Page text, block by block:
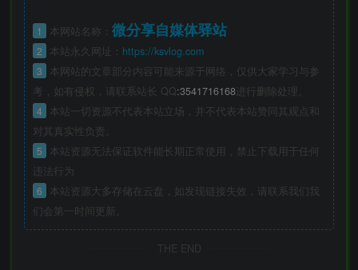
1 本网站名称： 微分享自媒体驿站
2 本站永久网址： https://ksvlog.com
3
本网站的文章部分内容可能来源于网络，仅供大家学习与参
考，如有侵权，请联系站长 QQ:3541716168进行删除处理。
4
本站一切资源不代表本站立场，并不代表本站赞同其观点和
对其真实性负责。
5
本站资源无法保证软件能长期正常使用，禁止下载用于任何
违法行为
6
本站资源大多存储在云盘，如发现链接失效，请联系我们我
们会第一时间更新。
THE END